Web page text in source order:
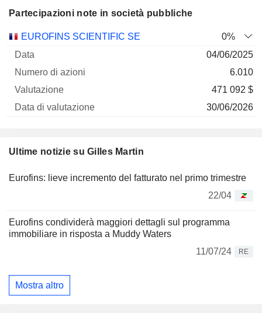
Partecipazioni note in società pubbliche
Società
Numero
valutazione
EUROFINS SCIENTIFIC SE
0%
04/06/2025
6.010
471 092 $
30/06/2026
Ultime notizie su Gilles Martin
Eurofins: lieve incremento del fatturato nel primo trimestre
22/04
Eurofins condividerà maggiori dettagli sul programma
immobiliare in risposta a Muddy Waters
11/07/24
RE
Mostra altro